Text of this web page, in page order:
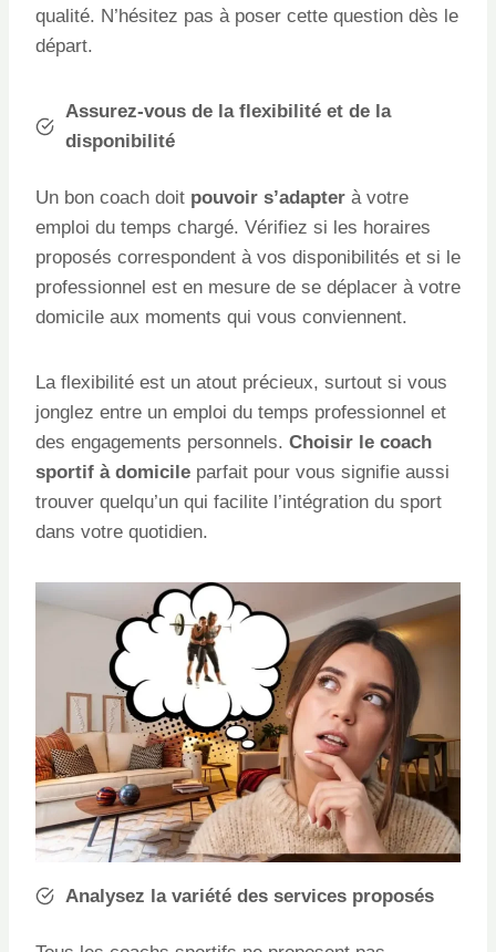
qualité. N’hésitez pas à poser cette question dès le
départ.
Assurez-vous de la flexibilité et de la
disponibilité
Un bon coach doit pouvoir s’adapter à votre
emploi du temps chargé. Vérifiez si les horaires
proposés correspondent à vos disponibilités et si le
professionnel est en mesure de se déplacer à votre
domicile aux moments qui vous conviennent.
La flexibilité est un atout précieux, surtout si vous
jonglez entre un emploi du temps professionnel et
des engagements personnels. Choisir le coach
sportif à domicile parfait pour vous signifie aussi
trouver quelqu’un qui facilite l’intégration du sport
dans votre quotidien.
Analysez la variété des services proposés